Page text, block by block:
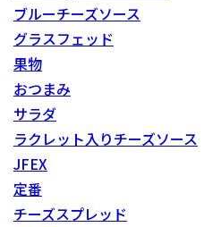
ブルーチーズソース
グラスフェッド
果物
おつまみ
サラダ
ラクレット入りチーズソース
JFEX
定番
チーズスプレッド